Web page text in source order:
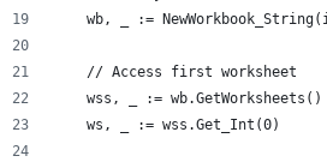
wb, _ :=
    // Access first worksheet
    wss, _ := wb.GetWorksheets()
    ws, _ := wss.Get_Int(0)